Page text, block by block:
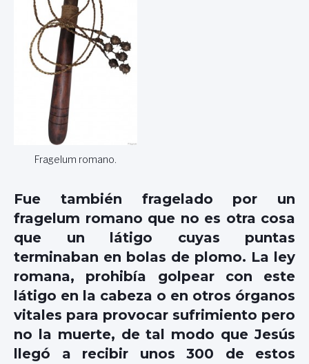
Fragelum romano.
Fue también fragelado por un
fragelum romano que no es otra cosa
que un látigo cuyas puntas
terminaban en bolas de plomo. La ley
romana, prohibía golpear con este
látigo en la cabeza o en otros órganos
vitales para provocar sufrimiento pero
no la muerte, de tal modo que Jesús
llegó a recibir unos 300 de estos